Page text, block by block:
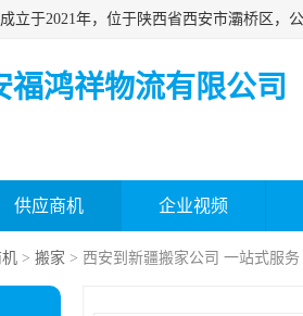
福鸿祥物流有限公司
供应商机 企业视频
> 搬家 > 西安到新疆搬家公司 一站式服务